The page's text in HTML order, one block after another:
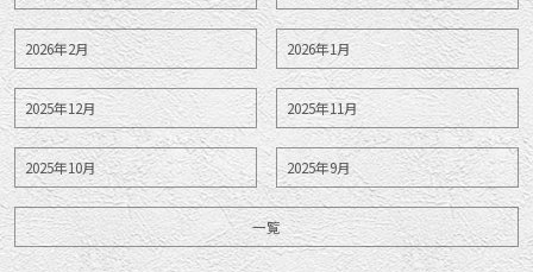
2026年2月 2026年1月
2025年12月 2025年11月
2025年10月 2025年9月
一覧